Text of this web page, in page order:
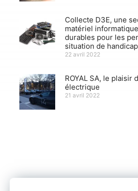
Collecte D3E, une
matériel
durables pour les
situation de handicap
22 avril 2022
ROYAL SA, le plaisir
électrique
21 avril 2022